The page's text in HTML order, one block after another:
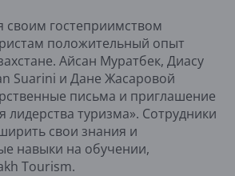
своим гостеприимством
положительный опыт
Айсан Муратбек, Диасу
Suarini и Дане Жасаровой
письма и приглашение
лидерства туризма». Сотрудники
свои знания и
навыки на обучении,
Tourism.